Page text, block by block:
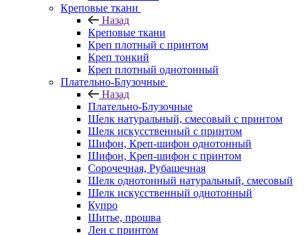
Креповые ткани
Назад
Креповые ткани
Креп плотный с принтом
Креп тонкий
Креп плотный однотонный
Плательно-Блузочные
Назад
Плательно-Блузочные
Шелк натуральный, смесовый с принтом
Шелк искусственный с принтом
Шифон, Креп-шифон однотонный
Шифон, Креп-шифон с принтом
Сорочечная, Рубашечная
Шелк однотонный натуральный, смесовый
Шелк искусственный однотонный
Купро
Шитье, прошва
Лен с принтом